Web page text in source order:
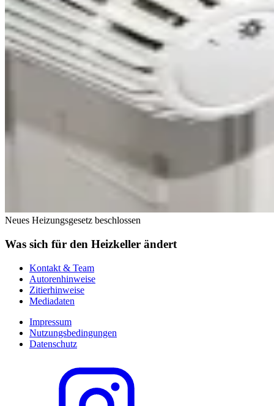
Neues Heizungsgesetz beschlossen
Was sich für den Heizkeller ändert
Kontakt & Team
Autorenhinweise
Zitierhinweise
Mediadaten
Impressum
Nutzungsbedingungen
Datenschutz